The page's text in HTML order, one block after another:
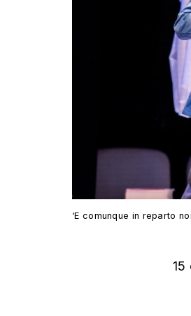
‘E comunque in reparto
15